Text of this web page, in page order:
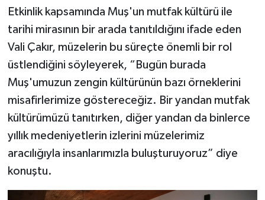
Etkinlik kapsamında Muş'un mutfak kültürü ile
tarihi mirasının bir arada tanıtıldığını ifade eden
Vali Çakır, müzelerin bu süreçte önemli bir rol
üstlendiğini söyleyerek, “Bugün burada
Muş'umuzun zengin kültürünün bazı örneklerini
misafirlerimize göstereceğiz. Bir yandan mutfak
kültürümüzü tanıtırken, diğer yandan da binlerce
yıllık medeniyetlerin izlerini müzelerimiz
aracılığıyla insanlarımızla buluşturuyoruz” diye
konuştu.